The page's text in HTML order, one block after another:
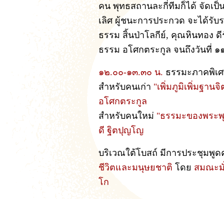
คน พุทธสถานละกี่ทีมก็ได้ จัดเป็
เลิศ ผู้ชนะการประกวด จะได้รั
ธรรม สิ้นป่าโลกีย์, คุณหินทอง
ธรรม อโศกตระกูล จนถึงวันที่
๑๒.๐๐-๑๓.๓๐ น. ธรรมะภาคพิเ
สำหรับคนเก่า "เพิ่มภูมิเพิ่มฐานจิ
อโศกตระกูล
สำหรับคนใหม่ "ธรรมะของพระ
ดี ฐิตปุญโญ
บริเวณใต้โบสถ์ มีการประชุมพูด
ชีวิตและมนุษยชาติ โดย สมณะ
โก